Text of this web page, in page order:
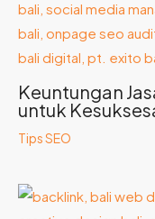
Keuntungan
untuk
Tips SEO